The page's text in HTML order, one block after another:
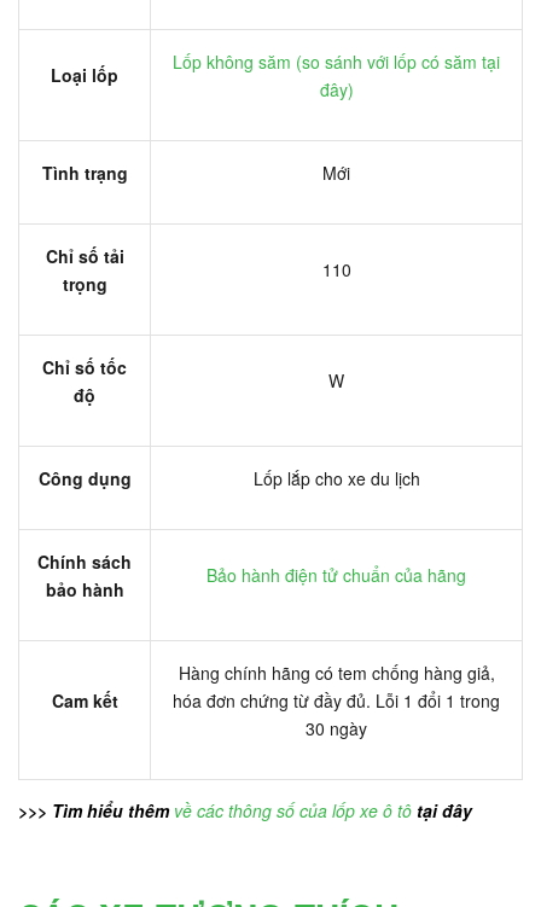
Loại lốp
Lốp không săm (so sánh với lốp có săm tại
đây)
Tình trạng Mới
Chỉ số tải
trọng
110
Chỉ số tốc
độ
W
Công dụng Lốp lắp cho xe du lịch
Chính sách
bảo hành
Bảo hành điện tử chuẩn của hãng
Cam kết
Hàng chính hãng có tem chống hàng giả,
hóa đơn chứng từ đầy đủ. Lỗi 1 đổi 1 trong
30 ngày
>>> Tìm hiểu thêm về các thông số của lốp xe ô tô tại đây